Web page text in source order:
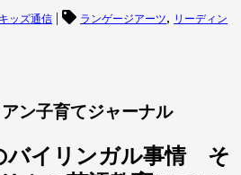
ッズ通信 | ランゲージアーツ, リーディン
ン子育てジャーナル
バイリンガル事情 そ